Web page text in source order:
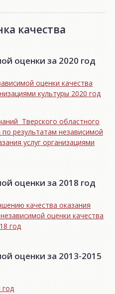
качества
оценки за 2020 год
оценки качества
культуры 2020 год
Тверского областного
результатам независимой
услуг организациями
оценки за 2018 год
качества оказания
оценки качества
год
оценки за 2013-2015
год